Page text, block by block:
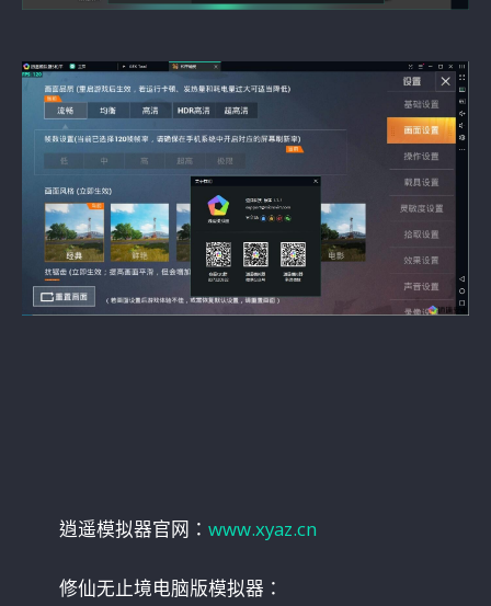
逍遥模拟器官网： www.xyaz.cn
修仙无止境电脑版模拟器：